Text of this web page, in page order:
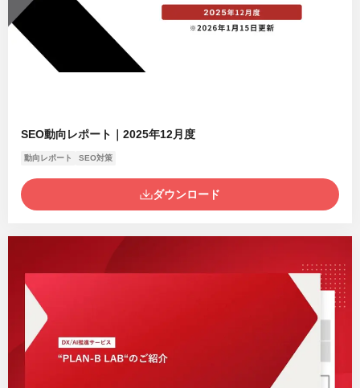
SEO動向レポート｜2025年12月度
動向レポート SEO対策
ダウンロード